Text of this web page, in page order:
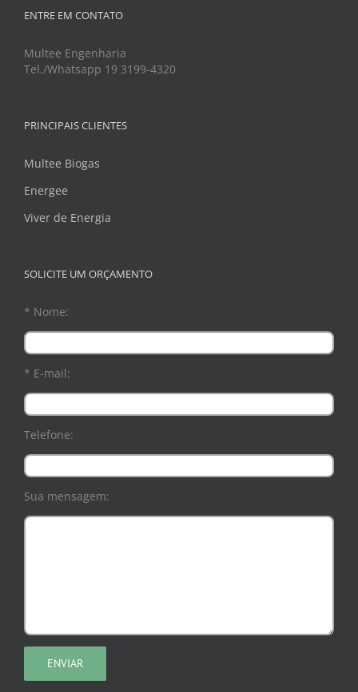
ENTRE EM CONTATO
Multee Engenharia
Tel./Whatsapp 19 3199-4320
PRINCIPAIS CLIENTES
Multee Biogas
Energee
Viver de Energia
SOLICITE UM ORÇAMENTO
* Nome:
* E-mail:
Telefone:
Sua mensagem: